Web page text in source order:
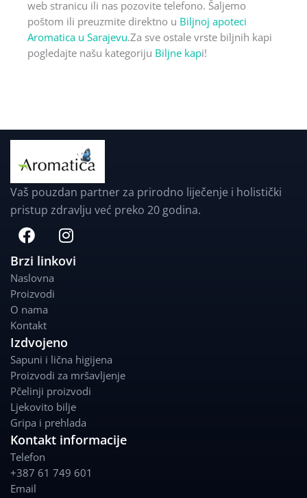
web stranicu ili nas pozovite telefono. Šaljemo
poštom ili preuzmite direktno u Biljnoj apoteci
Aromatica u Sarajevu.Za sve ostale vrste biljnih kapi
pogledajte našu kategoriju Biljne kapi!
Vaš pouzdan partner za prirodno liječenje i holistički
pristup zdravlju već preko 20 godina.
F
a
c
e
b
o
o
k
I
n
s
a
m
Brzi linkovi
Naslovna
Proizvodi
O nama
Kontakt
Izdvojeno
Sapuni i lična higijena
Proizvodi za mršavljenje
Pčelinji proizvodi
Ljekovito bilje
Gripa i prehlada
Kontakt informacije
Telefon
+387 61 749 601
Email